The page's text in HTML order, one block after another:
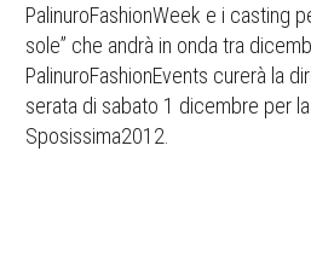
PalinuroFashionWeek e i casting
sole” che andrà in onda tra
PalinuroFashionEvents curerà la
serata di sabato 1 dicembre per
Sposissima2012.